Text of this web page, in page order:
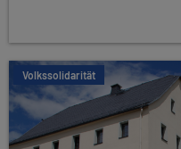
Volkssolidarität